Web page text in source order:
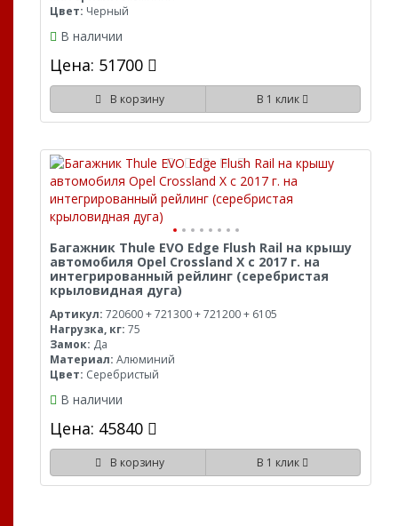
Цвет: Черный
В наличии
Цена: 51700
В корзину В 1 клик
Багажник Thule EVO Edge Flush Rail на крышу
автомобиля Opel Crossland X с 2017 г. на
интегрированный рейлинг (серебристая
крыловидная дуга)
Артикул: 720600 + 721300 + 721200 + 6105
Нагрузка, кг: 75
Замок: Да
Материал: Алюминий
Цвет: Серебристый
В наличии
Цена: 45840
В корзину В 1 клик